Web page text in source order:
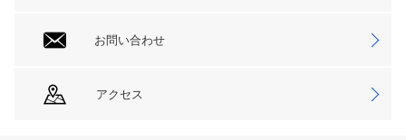
お問い合わせ
アクセス